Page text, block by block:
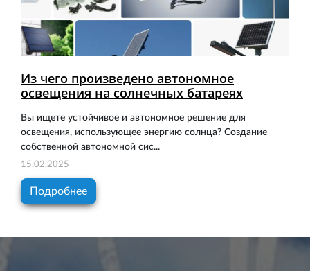
Из чего произведено автономное
освещения на солнечных батареях
Вы ищете устойчивое и автономное решение для
освещения, использующее энергию солнца? Создание
собственной автономной сис...
15.02.2025
Подробнее